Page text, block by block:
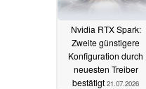
Nvidia RTX Spark:
Zweite günstigere
Konfiguration durch
neuesten Treiber
bestätigt 21.07.2026